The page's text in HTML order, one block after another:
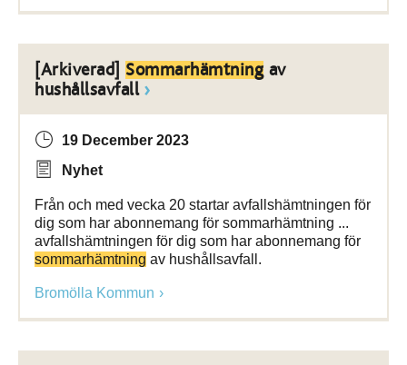
[Arkiverad] Sommarhämtning av
hushållsavfall
19 December 2023
Nyhet
Från och med vecka 20 startar avfallshämtningen för
dig som har abonnemang för sommarhämtning ...
avfallshämtningen för dig som har abonnemang för
sommarhämtning av hushållsavfall.
Bromölla Kommun